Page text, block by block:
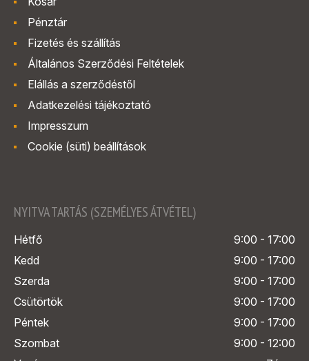
Pénztár
Fizetés és szállítás
Általános Szerződési Feltételek
Elállás a szerződéstől
Adatkezelési tájékoztató
Impresszum
Cookie (süti) beállítások
NYITVA TARTÁS (SZEMÉLYES ÁTVÉTEL)
Hétfő
9:00 - 17:00
Kedd
9:00 - 17:00
Szerda
9:00 - 17:00
Csütörtök
9:00 - 17:00
Péntek
9:00 - 17:00
Szombat
9:00 - 12:00